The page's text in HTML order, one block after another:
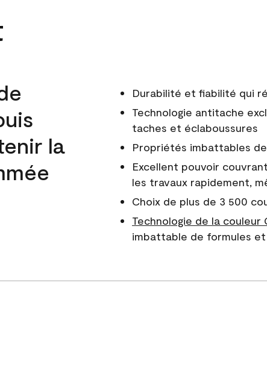
la
Durabilité et fiabilité qui
Technologie antitache
taches et éclaboussures
Propriétés imbattables
Excellent pouvoir
les travaux rapidement,
Choix de plus de 3 500
Technologie de la couleur
imbattable de formules